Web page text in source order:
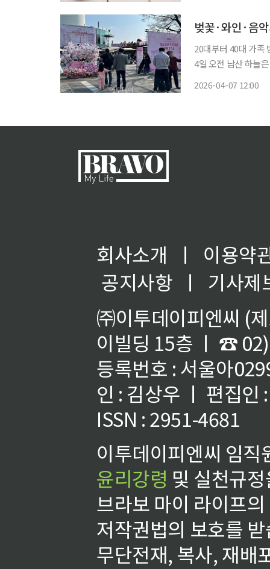
20대부터 40대 가족
4일 오전 남산 하늘
2026-04-07 12:00
회사소개 ㅣ
이용약
공지사항
ㅣ
기사제
㈜이투데이피엔씨 (
이빌딩 15층 ㅣ ☎
등록번호 : 서울아
인 : 김상우 ㅣ 편집인
ISSN : 2951-4681
이투데이피엔씨 임
윤리강령 및 실천규
브라보 마이 라이프
저작권법의 보호를
무단전재, 복사, 재배